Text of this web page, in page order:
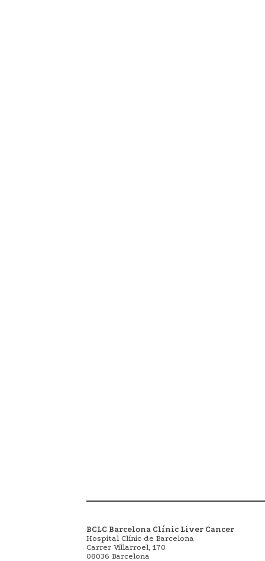
BCLC Barcelona Clínic Liver Cancer
Hospital Clínic de Barcelona
Carrer Villarroel, 170
08036 Barcelona